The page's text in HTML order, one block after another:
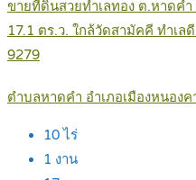
ขายที่ดินสวยทำเลทอง ต.หาดคำ
17.1 ตร.ว. ใกล้วัดสามัคคี ทำเ
9279
ตำบลหาดคำ อำเภอเมืองหนอง
10ไร่
1 งาน